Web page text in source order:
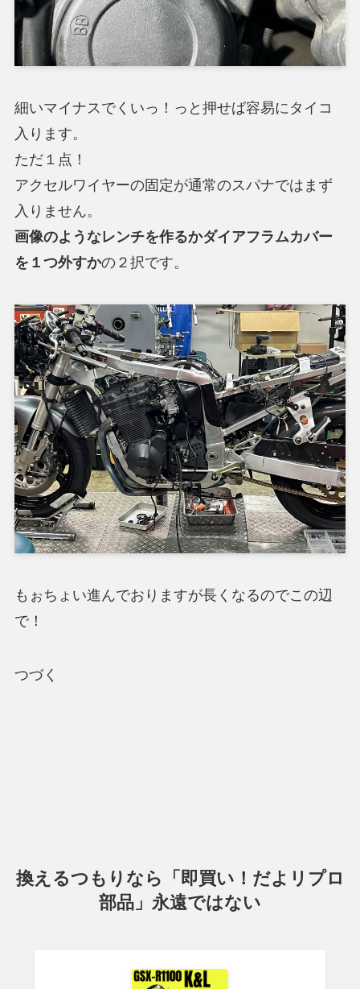
細いマイナスでくいっ！っと押せば容易にタイコ
入ります。
ただ１点！
アクセルワイヤーの固定が通常のスパナではまず
入りません。
画像のようなレンチを作るかダイアフラムカバー
を１つ外すかの２択です。
もぉちょい進んでおりますが長くなるのでこの辺
で！
つづく
換えるつもりなら「即買い！だよリプロ
部品」永遠ではない